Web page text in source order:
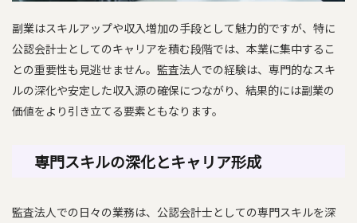
副業はスキルアップや収入増加の手段として魅力的ですが、特に
公認会計士としてのキャリアを積む段階では、本業に集中するこ
との重要性も見逃せません。監査法人での経験は、専門的なスキ
ルの深化や安定した収入源の確保につながり、結果的には副業の
価値をより引き立てる要素ともなります。
専門スキルの深化とキャリア形成
監査法人での日々の業務は、公認会計士としての専門スキルを深